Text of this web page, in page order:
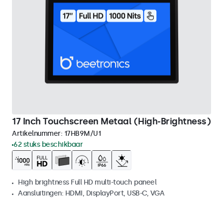
17 Inch Touchscreen Metaal (High-Brightness)
Artikelnummer: 17HB9M/U1
62 stuks beschikbaar
High brightness Full HD multi-touch paneel
Aansluitingen: HDMI, DisplayPort, USB-C, VGA